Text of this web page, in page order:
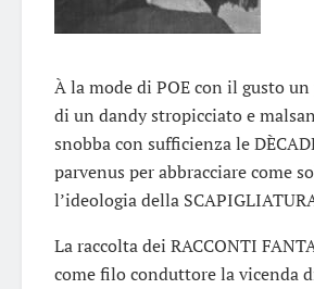
À la mode di POE con il gusto
di un dandy stropicciato e
snobba con sufficienza le
parvenus per abbracciare come
l’ideologia della
La raccolta dei RACCONTI
come filo conduttore la vicenda